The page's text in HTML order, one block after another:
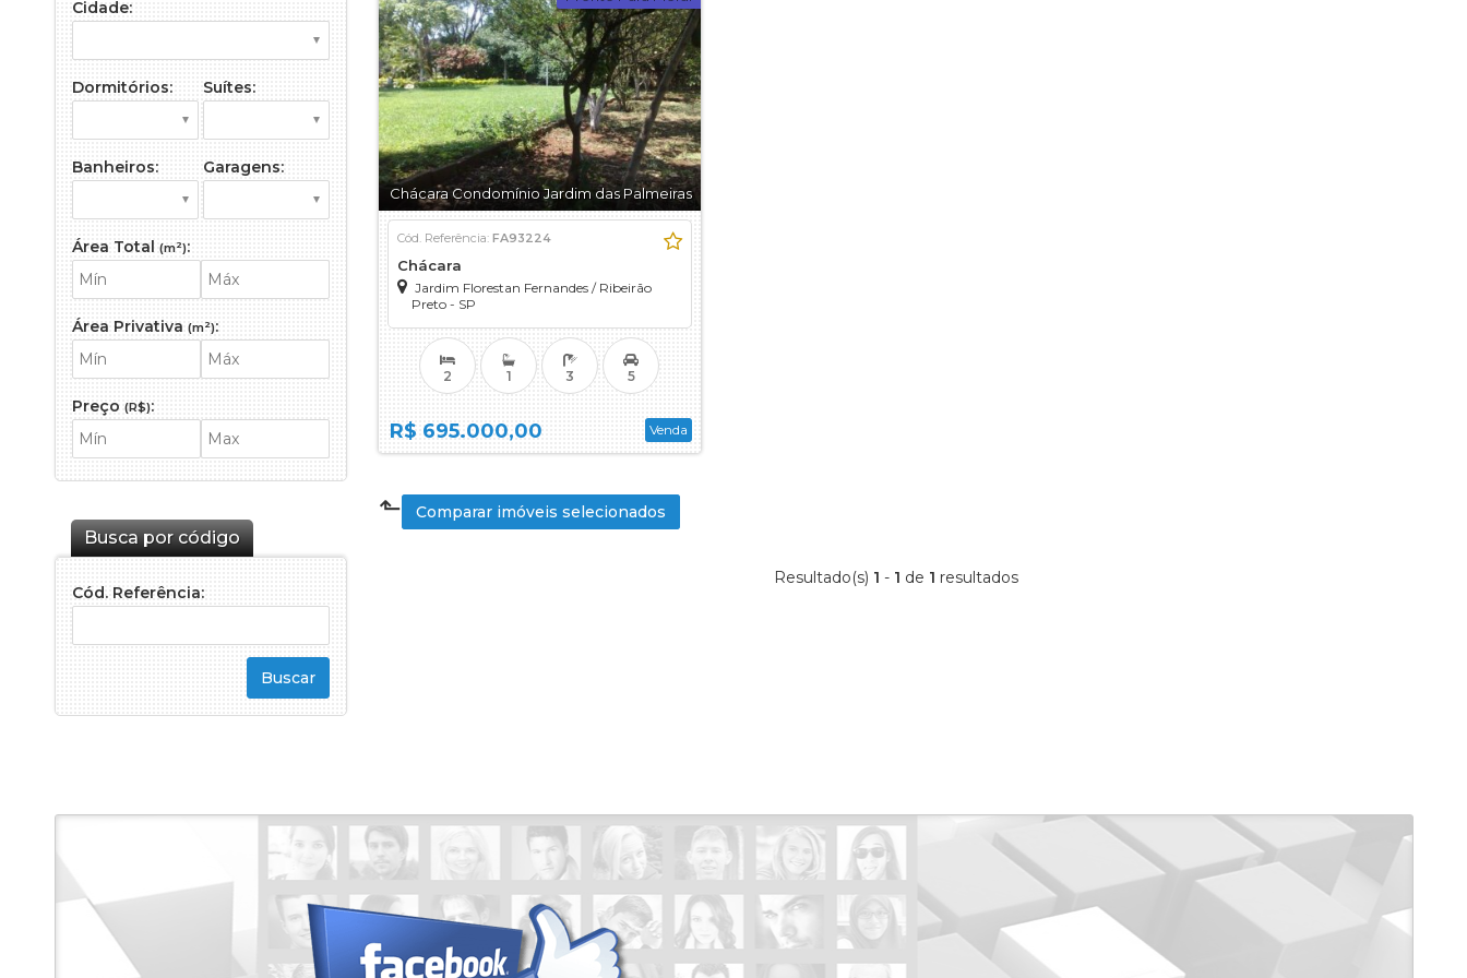
Galpão
Imóvel Comercial
Loft
Sala Comercial
Salão
Sítio
Terreno
Terreno em Condomínio
Condomínio Guaporé 1
Condomínio Mirante - Royal Park
Condomínio Monte Verde
Condomínio Nova Aliança
Condomínio Nova Aliança Sul
Condomínio Paineiras
Chácara Condomínio Jardim das Palmeiras
Chácara
Jardim Florestan Fernandes/ Ribeirão
Preto - SP
Cód. Referência: FA93224
Venda
R$ 695.000,00
2 1 3 5
⬑ Comparar imóveis selecionados
Resultado(s) 1 - 1 de 1 resultados
Cidade:
Dormitórios: Suítes:
Banheiros: Garagens:
Área Total (m²):
Área Privativa (m²):
Preço (R$):
Busca por código
Cód. Referência: